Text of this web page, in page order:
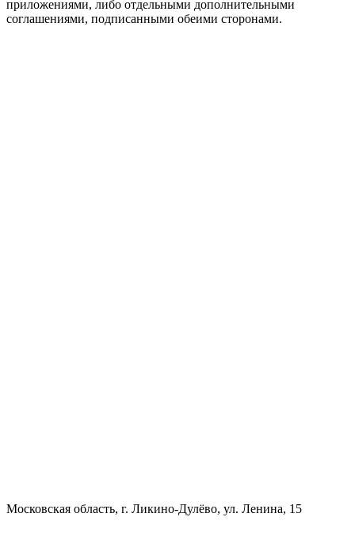
приложениями, либо отдельными дополнительными
соглашениями, подписанными обеими сторонами.
Московская область, г. Ликино-Дулёво, ул. Ленина, 15